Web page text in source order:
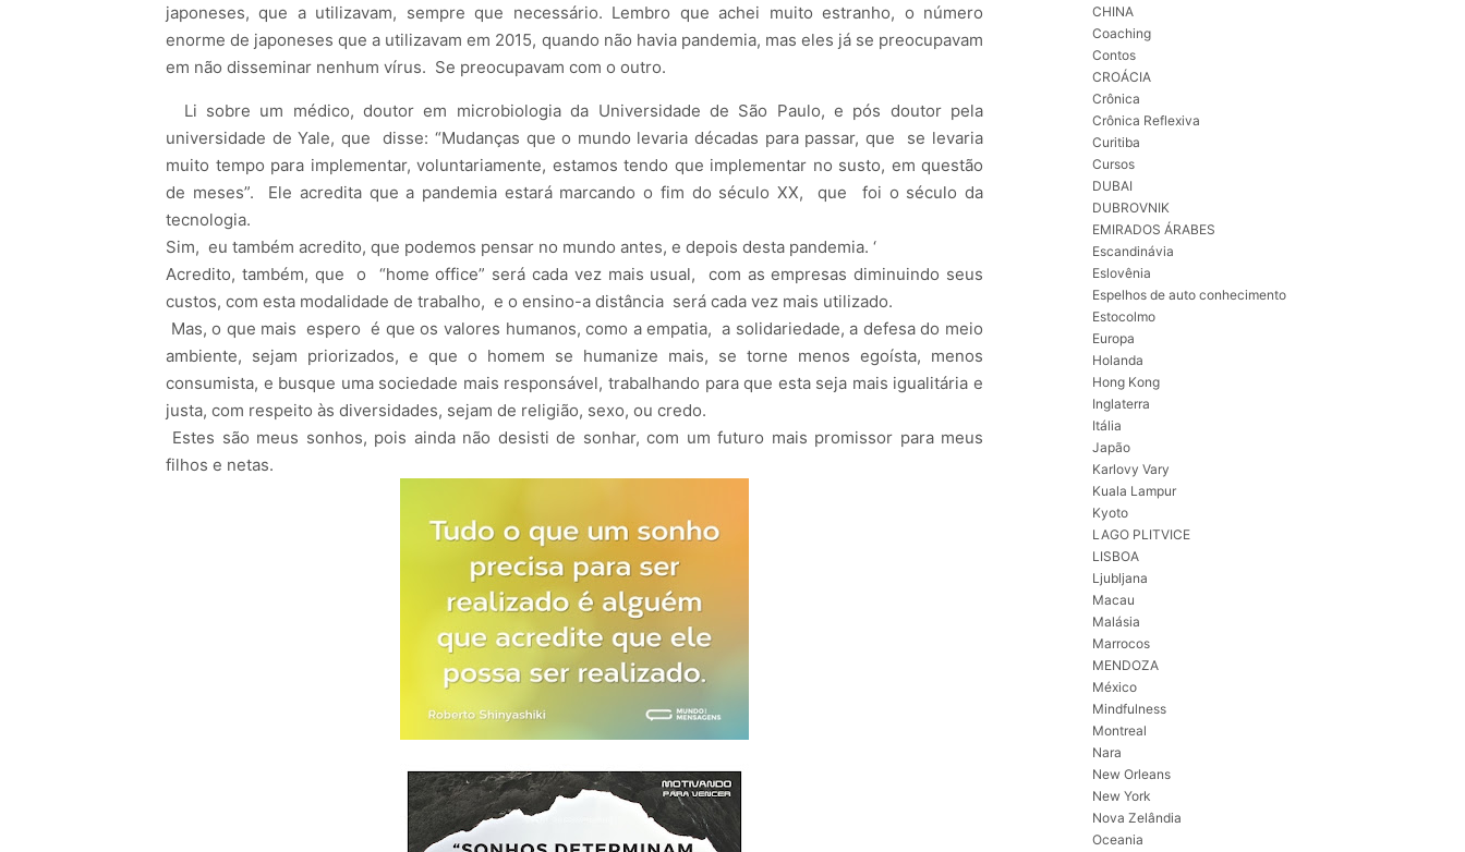
japoneses, que a utilizavam, sempre que necessário. Lembro que achei muito estranho, o número
enorme de japoneses que a utilizavam em 2015, quando não havia pandemia, mas eles já se preocupavam
em não disseminar nenhum vírus. Se preocupavam com o outro.
Li sobre um médico, doutor em microbiologia da Universidade de São Paulo, e pós doutor pela
universidade de Yale, que disse: “Mudanças que o mundo levaria décadas para passar, que se levaria
muito tempo para implementar, voluntariamente, estamos tendo que implementar no susto, em questão
de meses”. Ele acredita que a pandemia estará marcando o fim do século XX, que foi o século da
tecnologia.
Sim, eu também acredito, que podemos pensar no mundo antes, e depois desta pandemia. ‘
Acredito, também, que o “home office” será cada vez mais usual, com as empresas diminuindo seus
custos, com esta modalidade de trabalho, e o ensino-a distância será cada vez mais utilizado.
Mas, o que mais espero é que os valores humanos, como a empatia, a solidariedade, a defesa do meio
ambiente, sejam priorizados, e que o homem se humanize mais, se torne menos egoísta, menos
consumista, e busque uma sociedade mais responsável, trabalhando para que esta seja mais igualitária e
justa, com respeito às diversidades, sejam de religião, sexo, ou credo.
Estes são meus sonhos, pois ainda não desisti de sonhar, com um futuro mais promissor para meus
filhos e netas.
CHINA
Coaching
Contos
CROÁCIA
Crônica
Crônica Reflexiva
Curitiba
Cursos
DUBAI
DUBROVNIK
EMIRADOS ÁRABES
Escandinávia
Eslovênia
Espelhos de auto conhecimento
Estocolmo
Europa
Holanda
Hong Kong
Inglaterra
Itália
Japão
Karlovy Vary
Kuala Lampur
Kyoto
LAGO PLITVICE
LISBOA
Ljubljana
Macau
Malásia
Marrocos
MENDOZA
México
Mindfulness
Montreal
Nara
New Orleans
New York
Nova Zelândia
Oceania